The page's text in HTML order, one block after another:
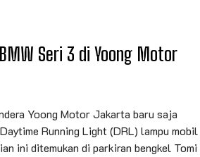
Seri 3 di Yoong Motor
Yoong Motor Jakarta baru saja
Running Light (DRL) lampu mobil
ini ditemukan di parkiran bengkel Tomi